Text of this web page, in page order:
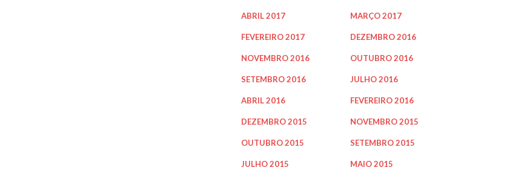
ABRIL 2017 MARÇO 2017
FEVEREIRO 2017 DEZEMBRO 2016
NOVEMBRO 2016 OUTUBRO 2016
SETEMBRO 2016 JULHO 2016
ABRIL 2016 FEVEREIRO 2016
DEZEMBRO 2015 NOVEMBRO 2015
OUTUBRO 2015 SETEMBRO 2015
JULHO 2015 MAIO 2015